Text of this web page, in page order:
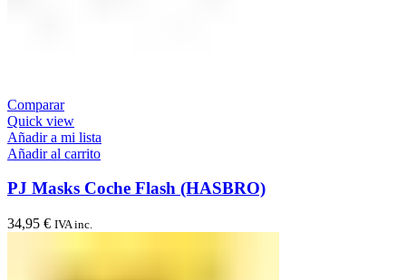
Comparar
Quick view
Añadir a mi lista
Añadir al carrito
PJ Masks Coche Flash (HASBRO)
34,95 € IVA inc.